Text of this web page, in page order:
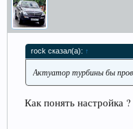
rock сказал(а): ↑
Актуатор турбины бы
Как понять настройка ?